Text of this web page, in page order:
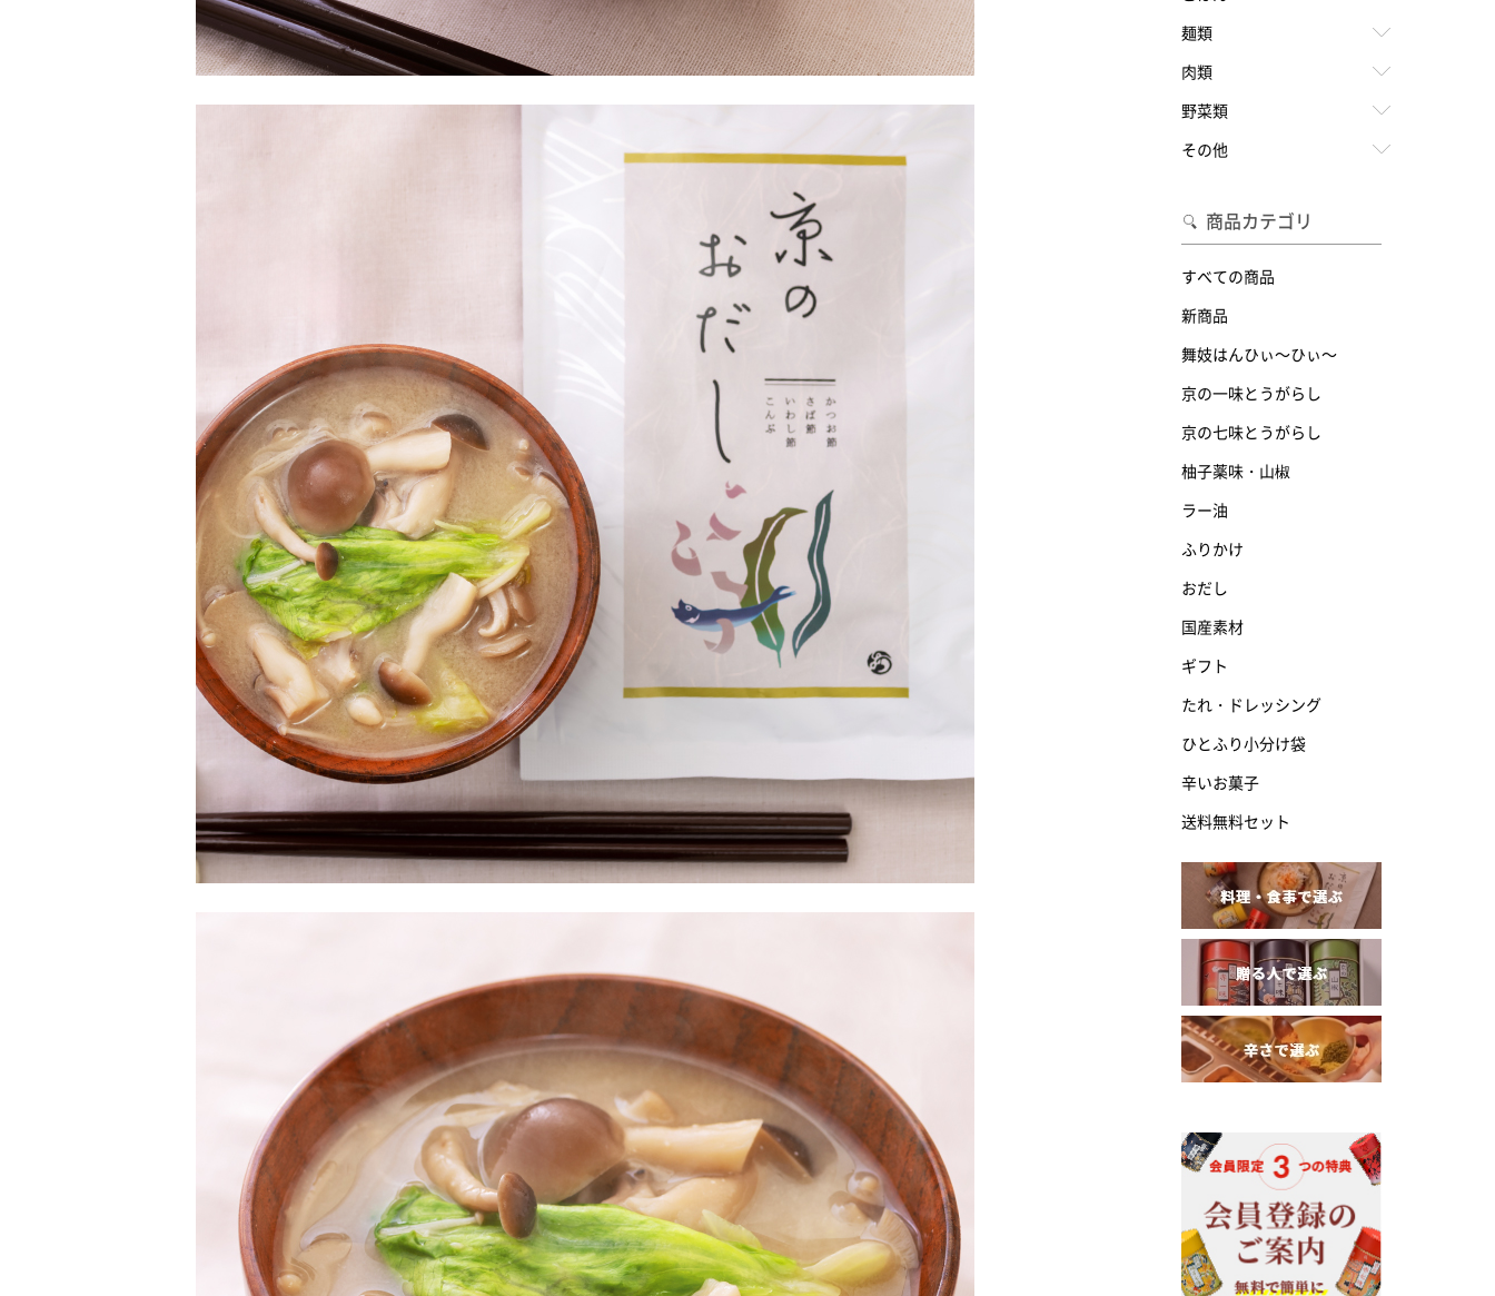
麺類
肉類
野菜類
その他
商品カテゴリ
すべての商品
新商品
舞妓はんひぃ～ひぃ～
京の一味とうがらし
京の七味とうがらし
柚子薬味・山椒
ラー油
ふりかけ
おだし
国産素材
ギフト
たれ・ドレッシング
ひとふり小分け袋
辛いお菓子
送料無料セット